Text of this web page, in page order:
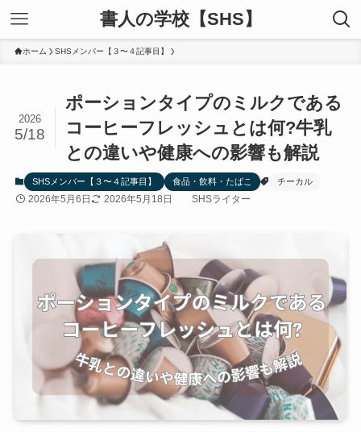
書人の学校【SHS】
ホーム SHSメンバー【３〜４記事目】
ポーションタイプのミルクである
コーヒーフレッシュとは何?牛乳
との違いや健康への影響も解説
2026
5/18
SHSメンバー【３〜４記事目】 食品・飲料・たばこ チーカル
2026年5月6日 2026年5月18日 SHSライター